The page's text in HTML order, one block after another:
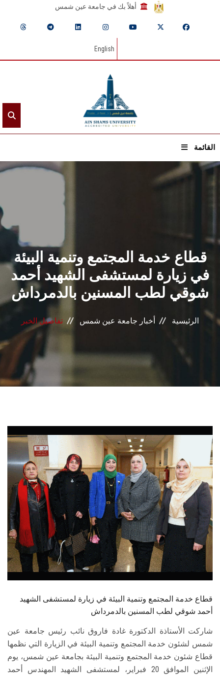
أهلاً بك في جامعة عين شمس
English
القائمة
الرئيسيـة
القطاعـات
الشئون الأكاديمية
البحث العلمي
المراكز والوحدات
الأنظمة الذكية
الطلاب
هيئة التدريس
الدراسات العليا
الخريجين
الموظفون
الزائـرون
سجل الان
قطاع خدمة المجتمع وتنمية البيئة
في زيارة لمستشفى الشهيد أحمد
شوقي لطب المسنين بالدمرداش
الرئيسية أخبار جامعة عين شمس تفاصيل الخبر
قطاع خدمة المجتمع وتنمية البيئة في زيارة لمستشفى الشهيد
أحمد شوقي لطب المسنين بالدمرداش
شاركت الأستاذة الدكتورة غادة فاروق نائب رئيس جامعة عين
شمس لشئون خدمة المجتمع وتنمية البيئة في الزيارة التي نظمها
قطاع شئون خدمة المجتمع وتنمية البيئة بجامعة عين شمس، يوم
الإثنين الموافق 20 فبراير، لمستشفى الشهيد المهندس أحمد